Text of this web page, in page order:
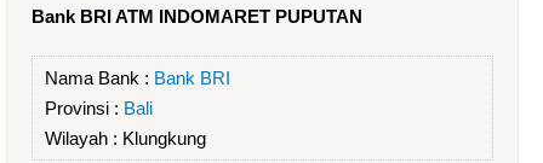
Bank BRI ATM INDOMARET PUPUTAN
Nama Bank : Bank BRI
Provinsi : Bali
Wilayah : Klungkung